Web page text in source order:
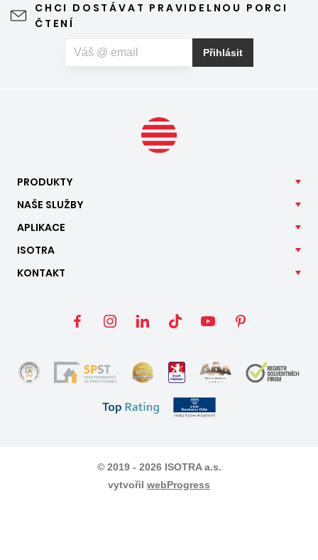
CHCI DOSTÁVAT PRAVIDELNOU PORCI
ČTENÍ
Přihlásit
PRODUKTY
NAŠE SLUŽBY
APLIKACE
ISOTRA
KONTAKT
© 2019 - 2026 ISOTRA a.s.
vytvořil webProgress